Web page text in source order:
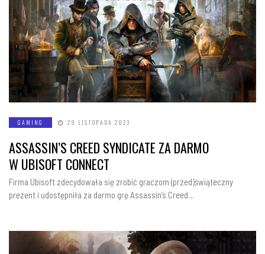
GAMING 29 LISTOPADA 2023
ASSASSIN’S CREED SYNDICATE ZA DARMO
W UBISOFT CONNECT
Firma Ubisoft zdecydowała się zrobić graczom (przed)świąteczny
prezent i udostępniła za darmo grę Assassin’s Creed…